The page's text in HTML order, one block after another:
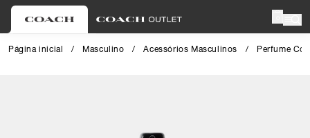
Página inicial / Masculino / Acessórios Masculinos / Perfume